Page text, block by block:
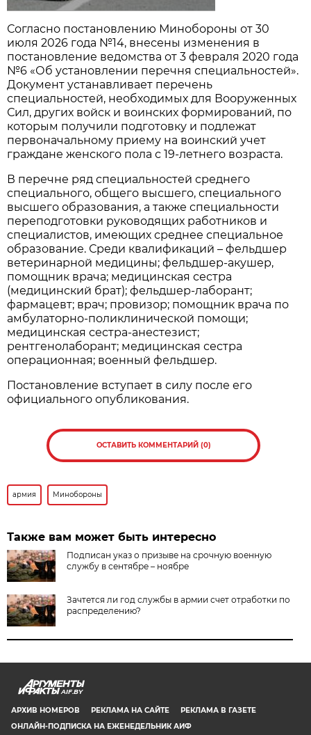
Согласно постановлению Минобороны от 30
июля 2026 года №14, внесены изменения в
постановление ведомства от 3 февраля 2020 года
№6 «Об установлении перечня специальностей».
Документ устанавливает перечень
специальностей, необходимых для Вооруженных
Сил, других войск и воинских формирований, по
которым получили подготовку и подлежат
первоначальному приему на воинский учет
граждане женского пола с 19-летнего возраста.
В перечне ряд специальностей среднего
специального, общего высшего, специального
высшего образования, а также специальности
переподготовки руководящих работников и
специалистов, имеющих среднее специальное
образование. Среди квалификаций – фельдшер
ветеринарной медицины; фельдшер-акушер,
помощник врача; медицинская сестра
(медицинский брат); фельдшер-лаборант;
фармацевт; врач; провизор; помощник врача по
амбулаторно-поликлинической помощи;
медицинская сестра-анестезист;
рентгенолаборант; медицинская сестра
операционная; военный фельдшер.
Постановление вступает в силу после его
официального опубликования.
ОСТАВИТЬ КОММЕНТАРИЙ (0)
армия Минобороны
Также вам может быть интересно
Подписан указ о призыве на срочную военную
службу в сентябре – ноябре
Зачтется ли год службы в армии счет отработки по
распределению?
AIF.BY
АРХИВ НОМЕРОВ РЕКЛАМА НА САЙТЕ
РЕКЛАМА В ГАЗЕТЕ
ОНЛАЙН-ПОДПИСКА НА ЕЖЕНЕДЕЛЬНИК АИФ